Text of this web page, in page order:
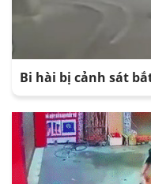
Bi hài bị cảnh sát